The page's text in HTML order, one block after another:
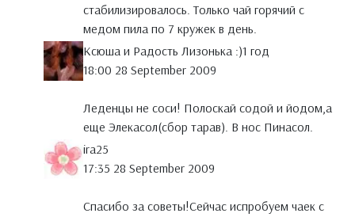
стабилизировалось. Только чай горячий с
медом пила по 7 кружек в день.
Ксюша и Радость Лизонька :)1 год
18:00 28 September 2009
Леденцы не соси! Полоскай содой и йодом,а
еще Элекасол(сбор тарав). В нос Пинасол.
ira25
17:35 28 September 2009
Спасибо за советы!Сейчас испробуем чаек с